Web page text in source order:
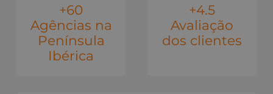
+60
Agências na
Península
Ibérica
+4.5
Avaliação
dos clientes